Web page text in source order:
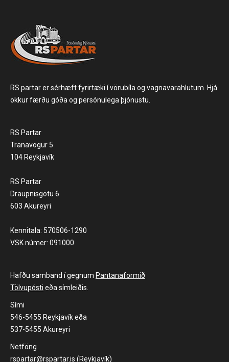
RS partar er sérhæft fyrirtæki í vörubíla og vagnavarahlutum. Hjá
okkur færðu góða og persónulega þjónustu.
RS Partar
Tranavogur 5
104 Reykjavík
RS Partar
Draupnisgötu 6
603 Akureyri
Kennitala: 570506-1290
VSK númer: 091000
Hafðu samband í gegnum Pantanaformið
Tölvupósti eða símleiðis.
Sími
546-5455 Reykjavík eða
537-5455 Akureyri
Netföng
rspartar@rspartar.is (Reykjavík)